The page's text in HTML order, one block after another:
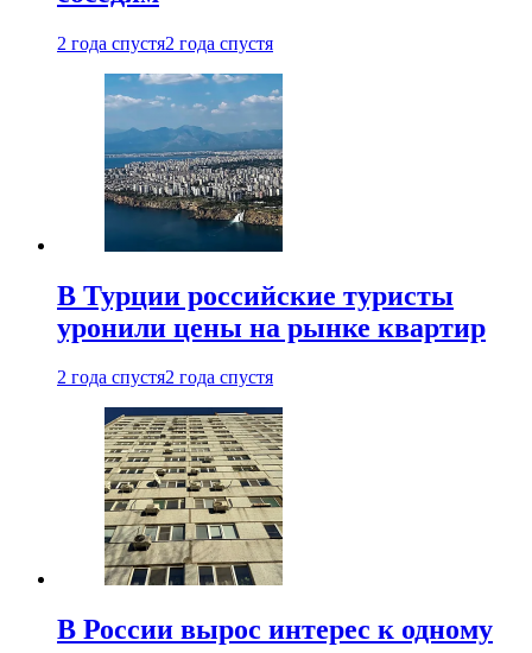
2 года спустя2 года спустя
В Турции российские туристы
уронили цены на рынке квартир
2 года спустя2 года спустя
В России вырос интерес к одному